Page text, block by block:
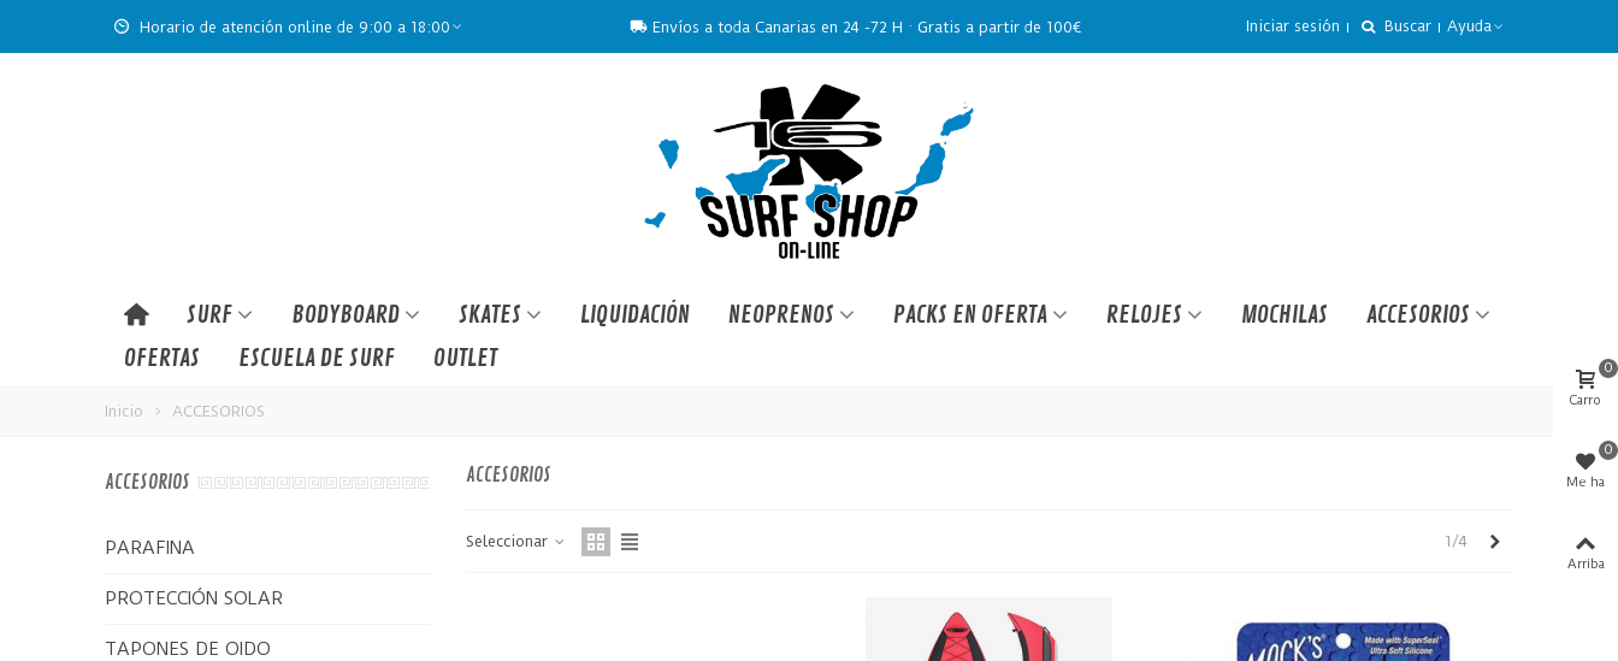
Horario de atención online de 9:00 a 18:00 Envíos a toda Canarias en 24 -72 H · Gratis a partir de 100€ Iniciar sesión Buscar Ayuda
SURF BODYBOARD SKATES LIQUIDACIÓN NEOPRENOS PACKS EN OFERTA RELOJES MOCHILAS
ACCESORIOS
OFERTAS
ESCUELA DE SURF OUTLET
Inicio > ACCESORIOS
ACCESORIOS
PARAFINA
PROTECCIÓN SOLAR
TAPONES DE OIDO
ACCESORIOS
Seleccionar 1/4
Carro
0
Me ha
0
Arriba